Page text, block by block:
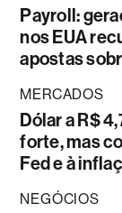
Payroll:
nos EUA
apostas
MERCADOS
Dólar a R$
forte, mas
Fed e à
NEGÓCIOS